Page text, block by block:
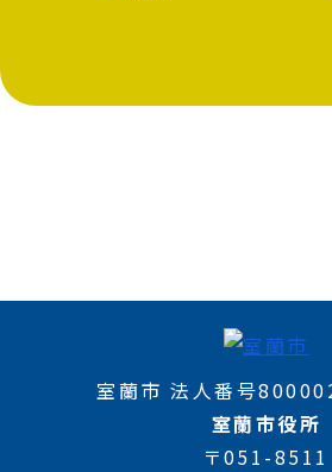
室蘭市 法人番号
室蘭市役所
〒051-8511